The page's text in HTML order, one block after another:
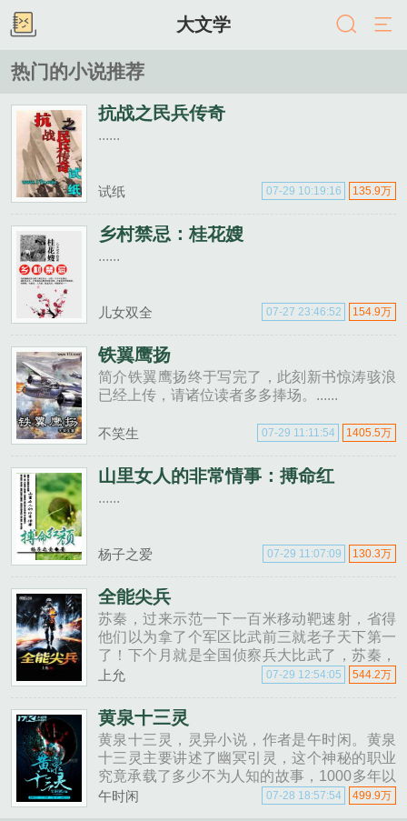
大文学
热门的小说推荐
抗战之民兵传奇
......
试纸 135.9万
07-29 10:19:16
乡村禁忌：桂花嫂
......
儿女双全 154.9万
07-27 23:46:52
铁翼鹰扬
简介铁翼鹰扬终于写完了，此刻新书惊涛骇浪
已经上传，请诸位读者多多捧场。......
不笑生 1405.5万
07-29 11:11:54
山里女人的非常情事：搏命红
......
杨子之爱 130.3万
07-29 11:07:09
全能尖兵
苏秦，过来示范一下一百米移动靶速射，省得
他们以为拿了个军区比武前三就老子天下第一
了！下个月就是全国侦察兵大比武了，苏秦，
去给我把全国第一拿回来！喂，老张，把你们
带我们的海军陆战队！......
上允 544.2万
07-29 12:54:05
黄泉十三灵
黄泉十三灵，灵异小说，作者是午时闲。黄泉
十三灵主要讲述了幽冥引灵，这个神秘的职业
究竟承载了多少不为人知的故事，1000多年以
前的那场变故究竟是怎样的？幽冥引灵者为什
午时闲 499.9万
07-28 18:57:54